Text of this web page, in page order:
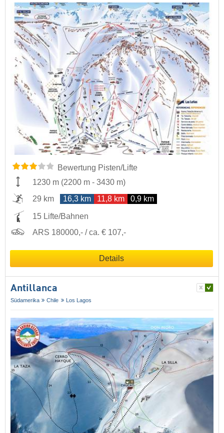
Bewertung Pisten/Lifte
1230 m (2200 m - 3430 m)
29 km
16,3 km 11,8 km 0,9 km
15 Lifte/Bahnen
ARS 180000,- / ca. € 107,-
Details
Antillanca
Südamerika Chile Los Lagos